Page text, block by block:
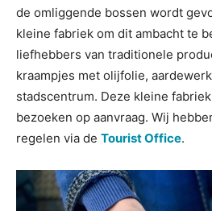
de omliggende bossen wordt
kleine fabriek om dit ambacht te
liefhebbers van traditionele
kraampjes met olijfolie,
stadscentrum. Deze kleine
bezoeken op aanvraag. Wij
regelen via de Tourist Office.